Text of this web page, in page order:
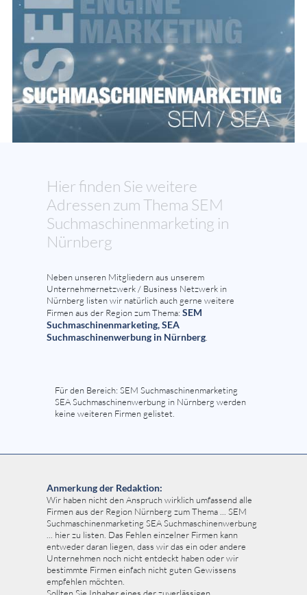
Hier finden Sie weitere
Adressen zum Thema SEM
Suchmaschinenmarketing in
Nürnberg
Neben unseren Mitgliedern aus unserem
Unternehmernetzwerk / Business Netzwerk in
Nürnberg listen wir natürlich auch gerne weitere
Firmen aus der Region zum Thema: SEM
Suchmaschinenmarketing, SEA
Suchmaschinenwerbung in Nürnberg.
Für den Bereich: SEM Suchmaschinenmarketing
SEA Suchmaschinenwerbung in Nürnberg werden
keine weiteren Firmen gelistet.
Anmerkung der Redaktion:
Wir haben nicht den Anspruch wirklich umfassend alle
Firmen aus der Region Nürnberg zum Thema ... SEM
Suchmaschinenmarketing SEA Suchmaschinenwerbung
... hier zu listen. Das Fehlen einzelner Firmen kann
entweder daran liegen, dass wir das ein oder andere
Unternehmen noch nicht entdeckt haben oder wir
bestimmte Firmen einfach nicht guten Gewissens
empfehlen möchten.